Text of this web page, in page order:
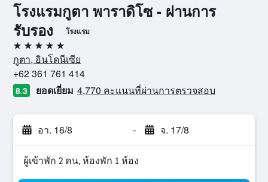
โรงแรมกูตา พาราดิโซ - ผ่านการ
รับรอง
โรงแรม
5 ดาว
กูตา, อินโดนีเซีย
+62 361 761 414
8.3 ยอดเยี่ยม 4,770 คะแนนที่ผ่านการตรวจสอบ
อา. 16/8 - จ. 17/8
ผู้เข้าพัก 2 คน, ห้องพัก 1 ห้อง